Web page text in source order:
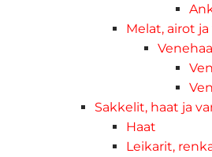
Melat, airot
Sakkelit, haat ja
Haat
Leikarit,